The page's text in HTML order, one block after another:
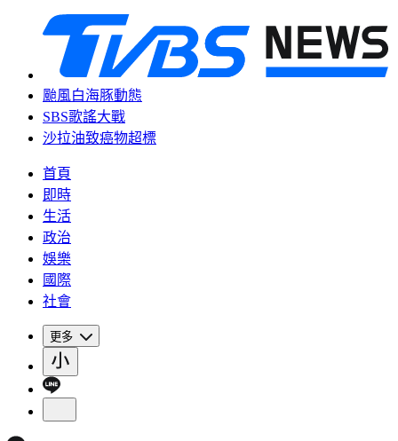
颱風白海豚動態
SBS歌謠大戰
沙拉油致癌物超標
首頁
即時
生活
政治
娛樂
國際
社會
更多